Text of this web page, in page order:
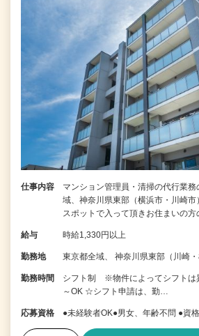
仕事内容
マンション管理員・清掃の代行業
域、神奈川県東部（横浜市・川崎
スポットで入って頂きお住まいの方
給与 時給1,330円以上
勤務地 東京都全域、 神奈川県東部（川崎・
勤務時間
シフト制 ※物件によってシフトは
～OK ☆シフト申請は、勤…
応募資格 ●未経験者OK●男女、年齢不問 ●資